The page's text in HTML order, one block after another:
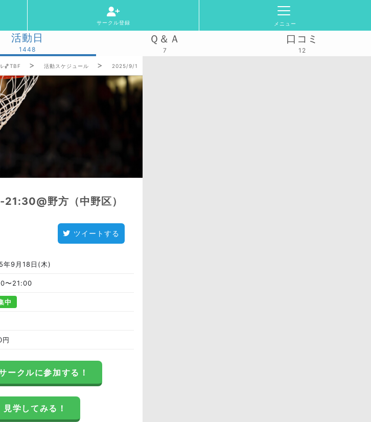
サークル登録 メニュー
活動日
1448
Ｑ＆Ａ
7
口コミ
12
🏀TBF 活動スケジュール 2025/9/18(木)
野方（中野区）
ツイートする
年9月18日(木)
〜21:00
中
円
ークルに参加する！
見学してみる！